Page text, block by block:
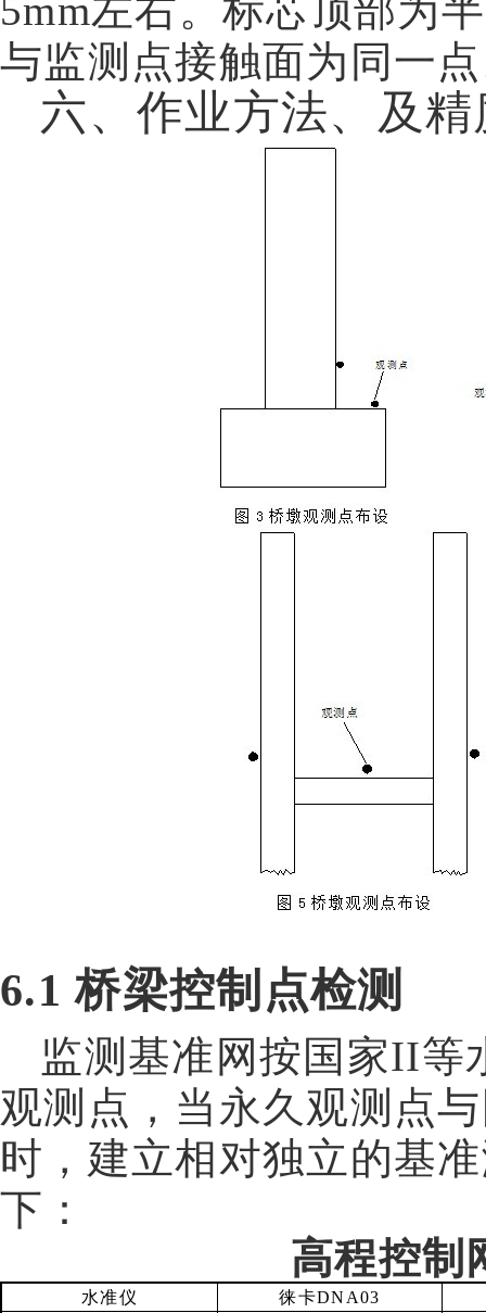
5mm左右。标芯顶部为
与监测点接触面为同一
六、作业方法、及
6.1桥梁控制点检测
监测基准网按国家II等
观测点，当永久观测点
时，建立相对独立的基
下：
高程控制
水准仪 徕卡DNA03